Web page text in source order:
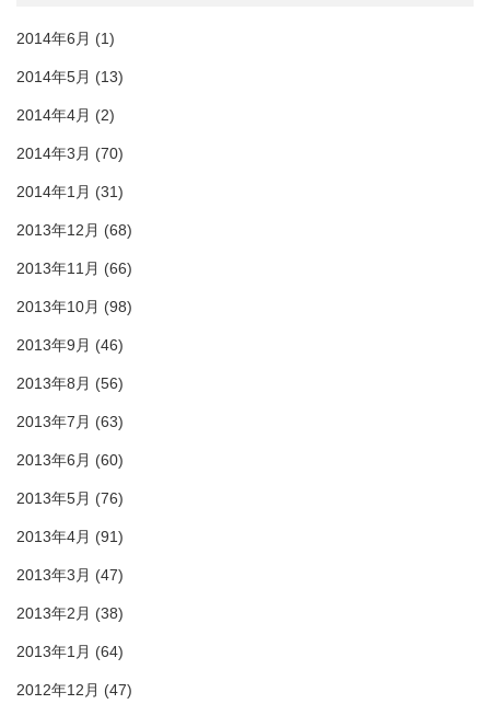
2014年6月 (1)
2014年5月 (13)
2014年4月 (2)
2014年3月 (70)
2014年1月 (31)
2013年12月 (68)
2013年11月 (66)
2013年10月 (98)
2013年9月 (46)
2013年8月 (56)
2013年7月 (63)
2013年6月 (60)
2013年5月 (76)
2013年4月 (91)
2013年3月 (47)
2013年2月 (38)
2013年1月 (64)
2012年12月 (47)